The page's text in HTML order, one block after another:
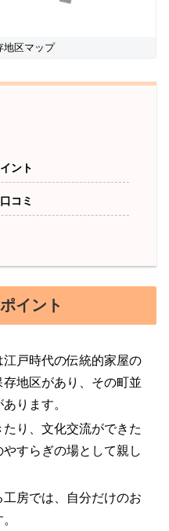
地区マップ
ント
コミ
イント
戸時代の伝統的家屋の
地区があり、その町並
ります。
り、文化交流ができた
すらぎの場として親し
房では、自分だけのお